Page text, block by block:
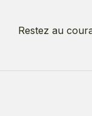
Restez au